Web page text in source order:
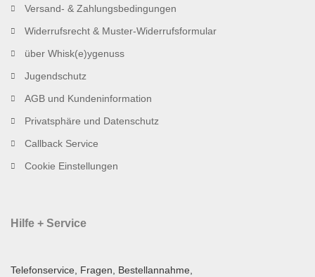
Versand- & Zahlungsbedingungen
Widerrufsrecht & Muster-Widerrufsformular
über Whisk(e)ygenuss
Jugendschutz
AGB und Kundeninformation
Privatsphäre und Datenschutz
Callback Service
Cookie Einstellungen
Hilfe + Service
Telefonservice, Fragen, Bestellannahme,